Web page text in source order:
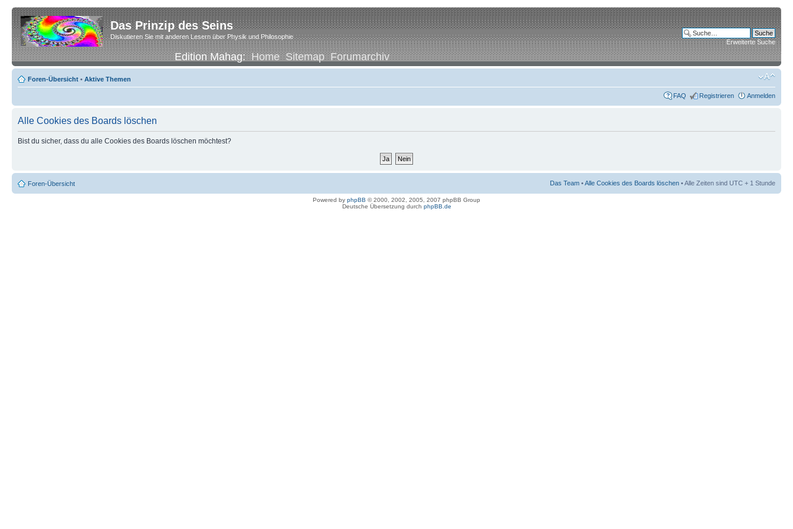
Das Prinzip des Seins
Diskutieren Sie mit anderen Lesern über Physik und Philosophie
Edition Mahag:Home Sitemap Forumarchiv
Erweiterte Suche
Foren-Übersicht • Aktive Themen
FAQ Registrieren Anmelden
Alle Cookies des Boards löschen
Bist du sicher, dass du alle Cookies des Boards löschen möchtest?
Foren-Übersicht Das Team •Alle Cookies des Boards löschen • Alle Zeiten sind UTC + 1 Stunde
Powered by phpBB © 2000, 2002, 2005, 2007 phpBB Group
Deutsche Übersetzung durch phpBB.de